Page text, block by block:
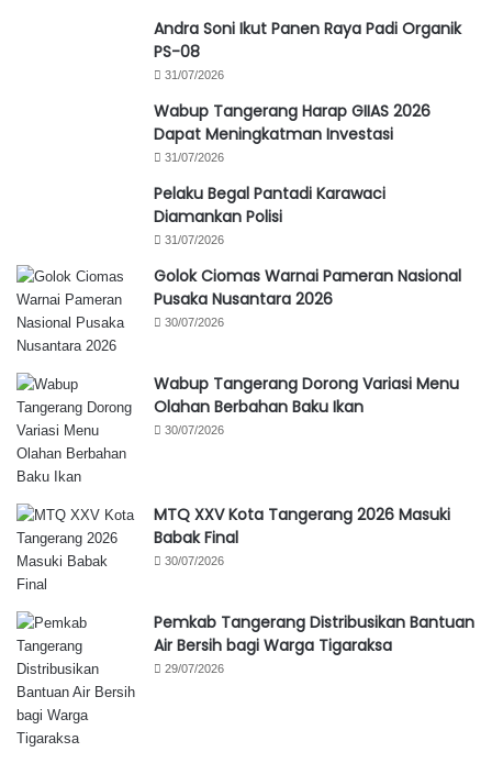
Andra Soni Ikut Panen Raya Padi Organik
PS-08
31/07/2026
Wabup Tangerang Harap GIIAS 2026
Dapat Meningkatman Investasi
31/07/2026
Pelaku Begal Pantadi Karawaci
Diamankan Polisi
31/07/2026
Golok Ciomas Warnai Pameran Nasional
Pusaka Nusantara 2026
30/07/2026
Wabup Tangerang Dorong Variasi Menu
Olahan Berbahan Baku Ikan
30/07/2026
MTQ XXV Kota Tangerang 2026 Masuki
Babak Final
30/07/2026
Pemkab Tangerang Distribusikan Bantuan
Air Bersih bagi Warga Tigaraksa
29/07/2026